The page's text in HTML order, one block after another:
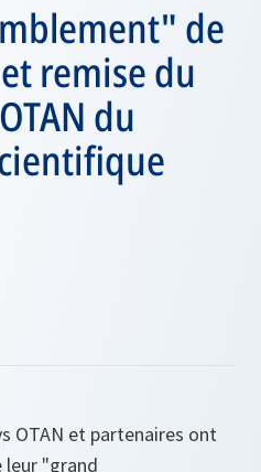
de
remise du
du
OTAN et partenaires ont
leur "grand